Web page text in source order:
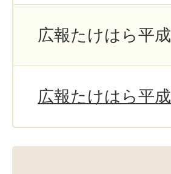
広報たけはら平
広報たけはら平